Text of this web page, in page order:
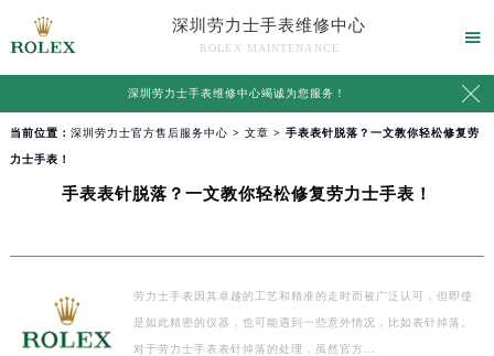
深圳劳力士手表维修中心
ROLEX MAINTENANCE

深圳劳力士手表维修中心竭诚为您服务！ 
当前位置： 深圳劳力士官方售后服务中心 > 文章 > 手表表针脱落？一文教你轻松修复劳
力士手表！
手表表针脱落？一文教你轻松修复劳力士手表！
劳力士手表因其卓越的工艺和精准的走时而被广泛认可，但即使
是如此精密的仪器，也可能遇到一些意外情况，比如表针掉落。
对于劳力士手表表针掉落的处理，虽然官方…